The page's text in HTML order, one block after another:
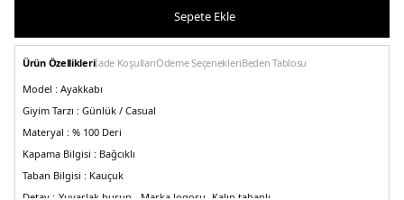
Sepete Ekle
Ürün Özellikleriİade KoşullarıÖdeme SeçenekleriBeden Tablosu
Model : Ayakkabı
Giyim Tarzı : Günlük / Casual
Materyal : % 100 Deri
Kapama Bilgisi : Bağcıklı
Taban Bilgisi : Kauçuk
Detay : -Yuvarlak burun - Marka logosu -Kalın tabanlı